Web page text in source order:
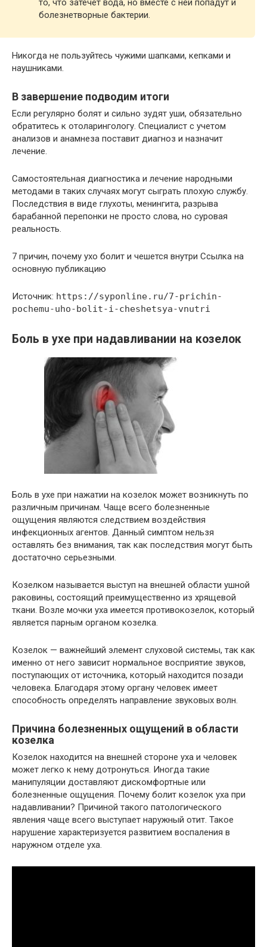
то, что затечет вода, но вместе с ней попадут и
болезнетворные бактерии.
Никогда не пользуйтесь чужими шапками, кепками и
наушниками.
В завершение подводим итоги
Если регулярно болят и сильно зудят уши, обязательно
обратитесь к отоларингологу. Специалист с учетом
анализов и анамнеза поставит диагноз и назначит
лечение.
Самостоятельная диагностика и лечение народными
методами в таких случаях могут сыграть плохую службу.
Последствия в виде глухоты, менингита, разрыва
барабанной перепонки не просто слова, но суровая
реальность.
7 причин, почему ухо болит и чешется внутри Ссылка на
основную публикацию
Источник: https://syponline.ru/7-prichin-
pochemu-uho-bolit-i-cheshetsya-vnutri
Боль в ухе при надавливании на козелок
Боль в ухе при нажатии на козелок может возникнуть по
различным причинам. Чаще всего болезненные
ощущения являются следствием воздействия
инфекционных агентов. Данный симптом нельзя
оставлять без внимания, так как последствия могут быть
достаточно серьезными.
Козелком называется выступ на внешней области ушной
раковины, состоящий преимущественно из хрящевой
ткани. Возле мочки уха имеется противокозелок, который
является парным органом козелка.
Козелок — важнейший элемент слуховой системы, так как
именно от него зависит нормальное восприятие звуков,
поступающих от источника, который находится позади
человека. Благодаря этому органу человек имеет
способность определять направление звуковых волн.
Причина болезненных ощущений в области
козелка
Козелок находится на внешней стороне уха и человек
может легко к нему дотронуться. Иногда такие
манипуляции доставляют дискомфортные или
болезненные ощущения. Почему болит козелок уха при
надавливании? Причиной такого патологического
явления чаще всего выступает наружный отит. Такое
нарушение характеризуется развитием воспаления в
наружном отделе уха.